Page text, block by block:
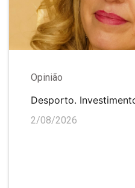
Opinião
Desporto.
2/08/2026